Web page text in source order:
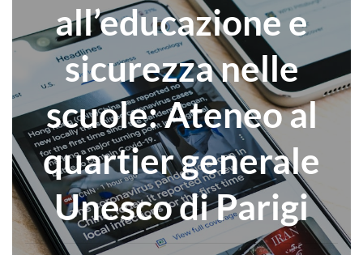
all’educazione e
sicurezza nelle
scuole: Ateneo al
quartier generale
Unesco di Parigi